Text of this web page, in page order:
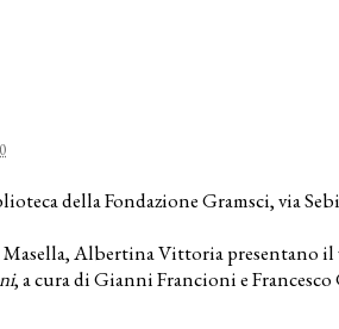
della Fondazione Gramsci, via
Albertina Vittoria presentano il
, a cura di Gianni Francioni e Francesco